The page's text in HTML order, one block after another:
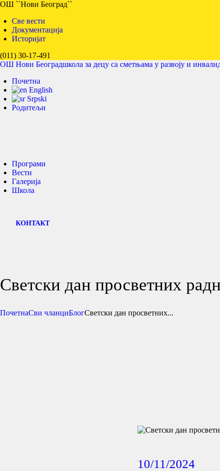
ОШ ``Нови Београд``
Све вести
Документација
Историјат
(011) 30-17-491
ОШ Нови Београдшкола за децу са сметњама у развоју и
Почетна
English
Srpski
Родитељи
Програми
Вести
Галерија
Школа
КОНТАКТ
Светски дан просветних
ПочетнаСви чланциБлогСветски дан просветних...
10/11/2024